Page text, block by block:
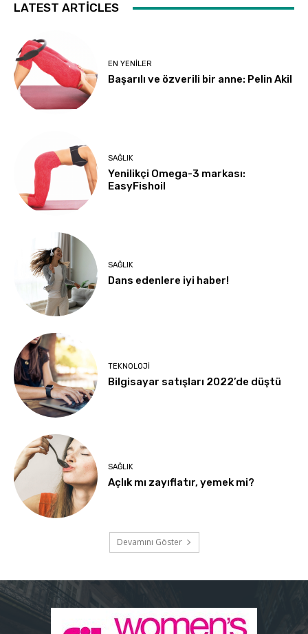
LATEST ARTICLES
EN YENILER
Başarılı ve özverili bir anne: Pelin Akil
SAĞLIK
Yenilikçi Omega-3 markası:
EasyFishoil
SAĞLIK
Dans edenlere iyi haber!
TEKNOLOJI
Bilgisayar satışları 2022’de düştü
SAĞLIK
Açlık mı zayıflatır, yemek mi?
Devamını Göster